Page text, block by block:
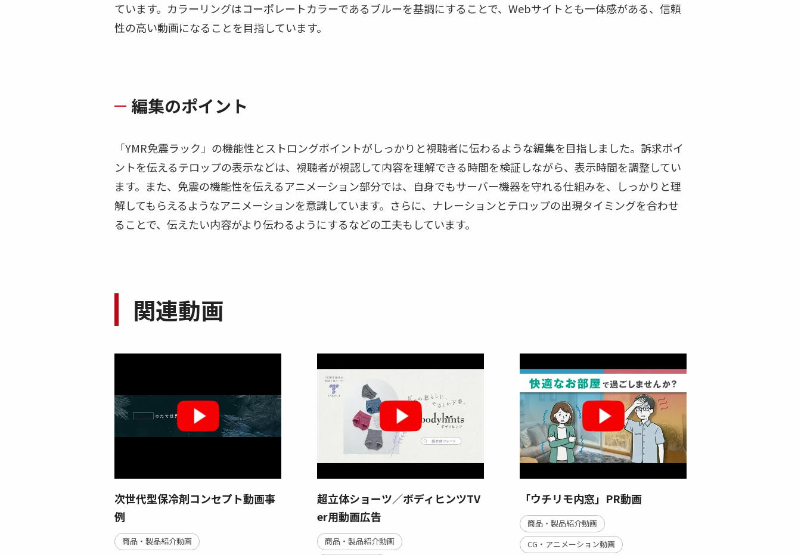
ています。カラーリングはコーポレートカラーであるブルーを基調にすることで、Webサイトとも一体感がある、信頼
性の高い動画になることを目指しています。
編集のポイント
「YMR免震ラック」の機能性とストロングポイントがしっかりと視聴者に伝わるような編集を目指しました。訴求ポイ
ントを伝えるテロップの表示などは、視聴者が視認して内容を理解できる時間を検証しながら、表示時間を調整してい
ます。また、免震の機能性を伝えるアニメーション部分では、自身でもサーバー機器を守れる仕組みを、しっかりと理
解してもらえるようなアニメーションを意識しています。さらに、ナレーションとテロップの出現タイミングを合わせ
ることで、伝えたい内容がより伝わるようにするなどの工夫もしています。
関連動画
次世代型保冷剤コンセプト動画事
例
商品・製品紹介動画
超立体ショーツ／ボディヒンツTV
er用動画広告
商品・製品紹介動画
「ウチリモ内窓」PR動画
商品・製品紹介動画
CG・アニメーション動画